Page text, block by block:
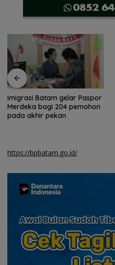
Imigrasi Batam gelar Paspor
Merdeka bagi 204 pemohon
pada akhir pekan
https://bpbatam.go.id/